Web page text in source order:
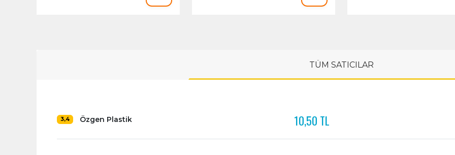
TÜM SATICILAR
3,4 Özgen Plastik 10,50 TL